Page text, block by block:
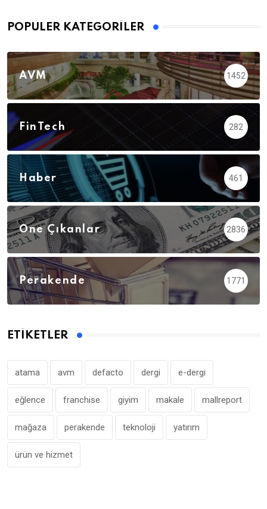
POPÜLER KATEGORILER
AVM 1452
FinTech 282
Haber 461
Öne Çıkanlar 2836
Perakende 1771
ETIKETLER
atama avm defacto dergi e-dergi
eğlence franchise giyim makale mallreport
mağaza perakende teknoloji yatırım
ürün ve hizmet